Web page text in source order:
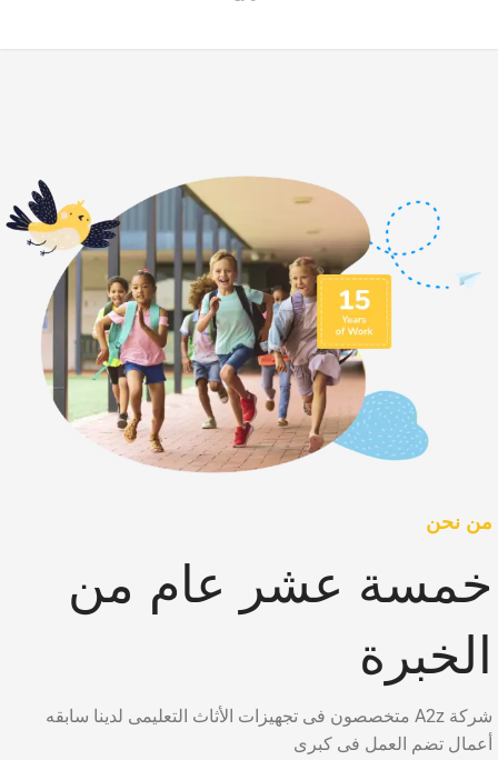
من نحن
خمسة عشر عام من
الخبرة
شركة A2z متخصصون فى تجهيزات الأثاث التعليمى لدينا سابقه
أعمال تضم العمل فى كبرى